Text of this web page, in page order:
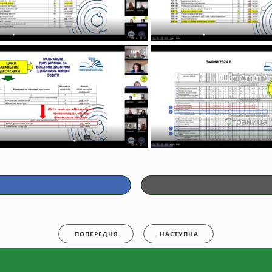
ПОПЕРЕДНЯ НАСТУПНА